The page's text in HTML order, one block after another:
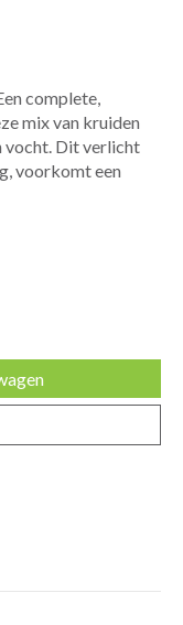
complete,
mix van kruiden
vocht. Dit verlicht
voorkomt een